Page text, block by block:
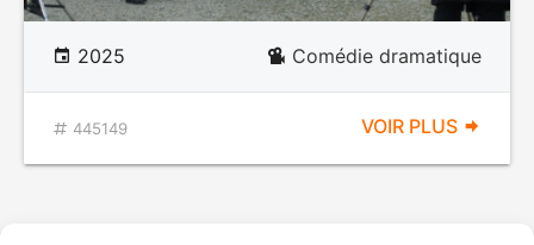
2025 Comédie dramatique
445149 VOIR PLUS